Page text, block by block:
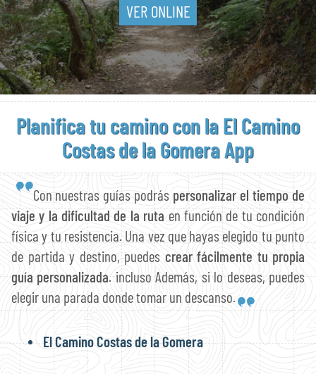
VER ONLINE
Planifica tu caminocon la El Camino
Costas de la Gomera App
Con nuestras guías podrás personalizar el tiempo de
viaje y la dificultad de la rutaen función de tu condición
física y tu resistencia. Una vez que hayas elegido tu punto
de partida y destino, puedes crear fácilmente tu propia
guía personalizada. incluso Además, si lo deseas, puedes
elegir una parada donde tomar un descanso.
El Camino Costas de la Gomera